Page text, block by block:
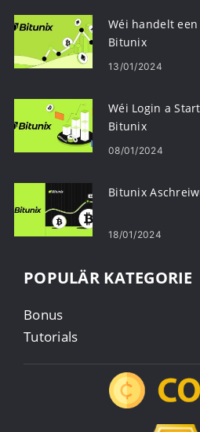
Wéi handelt
Bitunix
13/01/2024
Wéi Login a
Bitunix
08/01/2024
Bitunix
18/01/2024
POPULÄR KATEGORIE
Bonus
Tutorials